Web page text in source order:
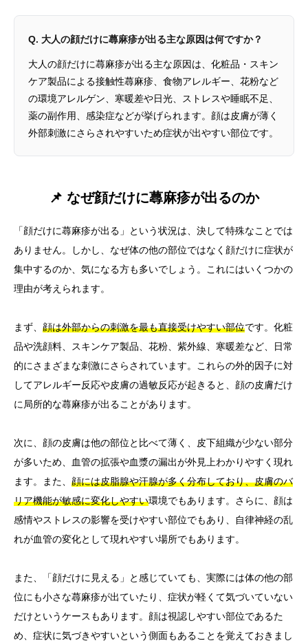
Q. 大人の顔だけに蕁麻疹が出る主な原因は何ですか？
大人の顔だけに蕁麻疹が出る主な原因は、化粧品・スキン
ケア製品による接触性蕁麻疹、食物アレルギー、花粉など
の環境アレルゲン、寒暖差や日光、ストレスや睡眠不足、
薬の副作用、感染症などが挙げられます。顔は皮膚が薄く
外部刺激にさらされやすいため症状が出やすい部位です。
📌 なぜ顔だけに蕁麻疹が出るのか
「顔だけに蕁麻疹が出る」という状況は、決して特殊なことでは
ありません。しかし、なぜ体の他の部位ではなく顔だけに症状が
集中するのか、気になる方も多いでしょう。これにはいくつかの
理由が考えられます。
まず、 顔は外部からの刺激を最も直接受けやすい部位です。化粧
品や洗顔料、スキンケア製品、花粉、紫外線、寒暖差など、日常
的にさまざまな刺激にさらされています。これらの外的因子に対
してアレルギー反応や皮膚の過敏反応が起きると、顔の皮膚だけ
に局所的な蕁麻疹が出ることがあります。
次に、顔の皮膚は他の部位と比べて薄く、皮下組織が少ない部分
が多いため、血管の拡張や血漿の漏出が外見上わかりやすく現れ
ます。また、 顔には皮脂腺や汗腺が多く分布しており、皮膚のバ
リア機能が敏感に変化しやすい環境でもあります。さらに、顔は
感情やストレスの影響を受けやすい部位でもあり、自律神経の乱
れが血管の変化として現れやすい場所でもあります。
また、「顔だけに見える」と感じていても、実際には体の他の部
位にも小さな蕁麻疹が出ていたり、症状が軽くて気づいていない
だけというケースもあります。顔は視認しやすい部位であるた
め、症状に気づきやすいという側面もあることを覚えておきまし